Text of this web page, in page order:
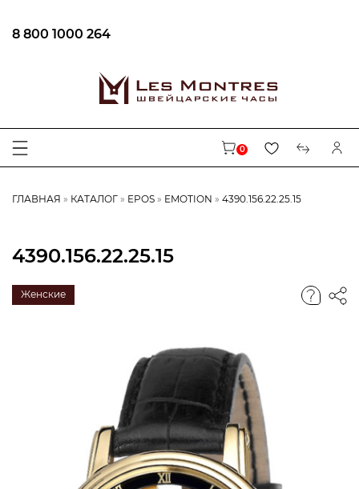
8 800 1000 264
0
ГЛАВНАЯ КАТАЛОГ EPOS EMOTION 4390.156.22.25.15
4390.156.22.25.15
Женские